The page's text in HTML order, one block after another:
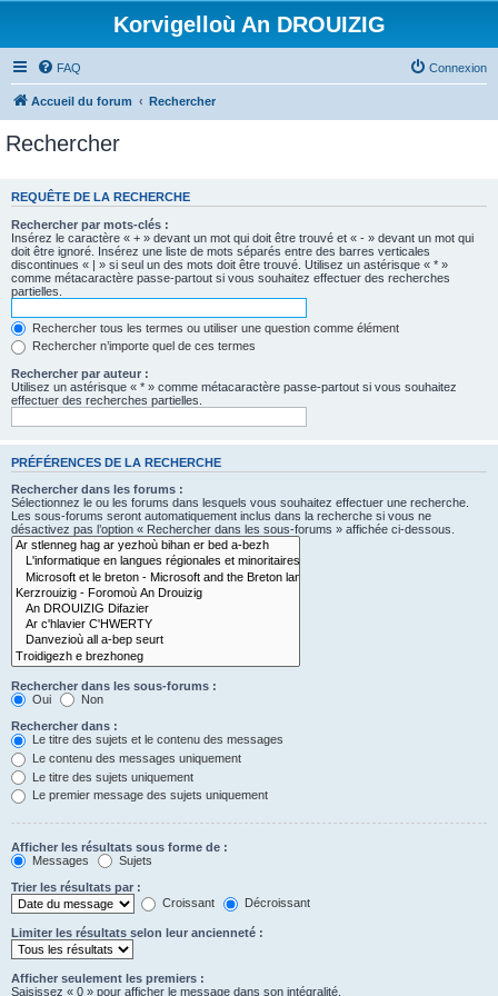
Korvigelloù An DROUIZIG
FAQ Connexion
Accueil du forum Rechercher
Rechercher
REQUÊTE DE LA RECHERCHE
Rechercher par mots-clés :
Insérez le caractère « + » devant un mot qui doit être trouvé et « - » devant un mot qui
doit être ignoré. Insérez une liste de mots séparés entre des barres verticales
discontinues « | » si seul un des mots doit être trouvé. Utilisez un astérisque « * »
comme métacaractère passe-partout si vous souhaitez effectuer des recherches
partielles.
Rechercher tous les termes ou utiliser une question comme élément
Rechercher n’importe quel de ces termes
Rechercher par auteur :
Utilisez un astérisque « * » comme métacaractère passe-partout si vous souhaitez
effectuer des recherches partielles.
PRÉFÉRENCES DE LA RECHERCHE
Rechercher dans les forums :
Sélectionnez le ou les forums dans lesquels vous souhaitez effectuer une recherche.
Les sous-forums seront automatiquement inclus dans la recherche si vous ne
désactivez pas l’option « Rechercher dans les sous-forums » affichée ci-dessous.
Rechercher dans les sous-forums :
Oui
Non
Rechercher dans :
Le titre des sujets et le contenu des messages
Le contenu des messages uniquement
Le titre des sujets uniquement
Le premier message des sujets uniquement
Afficher les résultats sous forme de :
Messages
Sujets
Trier les résultats par :
Croissant
Décroissant
Limiter les résultats selon leur ancienneté :
Afficher seulement les premiers :
Saisissez « 0 » pour afficher le message dans son intégralité.